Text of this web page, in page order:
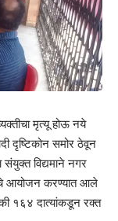
मृत्यू होऊ नये
दृष्टिकोन समोर ठेवून
विद्यमाने नगर
आयोजन करण्यात आले
१६४ दात्यांकडून रक्त